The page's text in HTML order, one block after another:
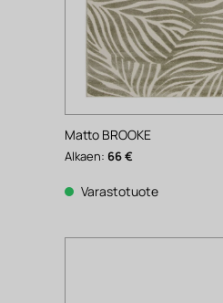
Matto BROOKE
Alkaen: 66€
Varastotuote